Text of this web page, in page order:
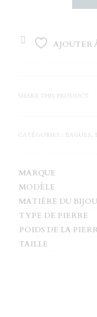
AJOUTER
SHARE THIS PRODUCT
CATÉGORIES : BAGUES,
MARQUE
MODÈLE
MATIÈRE DU BIJOU
TYPE DE PIERRE
POIDS DE LA
TAILLE